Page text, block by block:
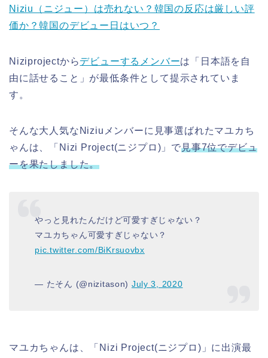
Niziu（ニジュー）は売れない？韓国の反応は厳しい評
価か？韓国のデビュー日はいつ？
Niziprojectからデビューするメンバーは「日本語を自
由に話せること」が最低条件として提示されていま
す。
そんな大人気なNiziuメンバーに見事選ばれたマユカち
ゃんは、「Nizi Project(ニジプロ)」で見事7位でデビュ
ーを果たしました。
やっと見れたんだけど可愛すぎじゃない？
マユカちゃん可愛すぎじゃない？
pic.twitter.com/BiKrsuovbx
— たそん (@nizitason) July 3, 2020
マユカちゃんは、「Nizi Project(ニジプロ)」に出演最